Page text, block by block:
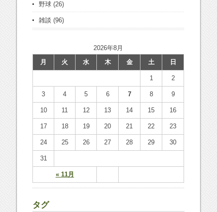
野球 (26)
雑談 (96)
2026年8月
月
火 水 木 金 土 日
« 11月
1 2
3 4 5 6 7 8 9
10 11 12 13 14 15 16
17 18 19 20 21 22 23
24 25 26 27 28 29 30
31
タグ